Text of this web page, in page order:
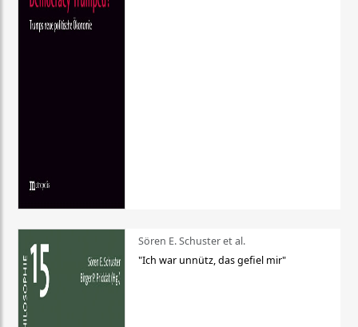
Sören E. Schuster et al.
"Ich war unnütz, das gefiel mir"